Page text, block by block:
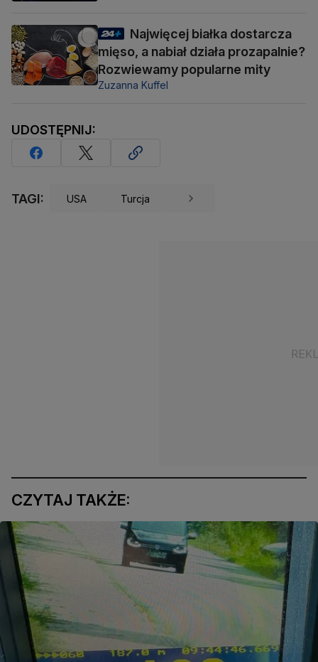
Najwięcej białka dostarcza
mięso, a nabiał działa prozapalnie?
Rozwiewamy popularne mity
Zuzanna Kuffel
UDOSTĘPNIJ:
TAGI: USA Turcja
CZYTAJ TAKŻE: